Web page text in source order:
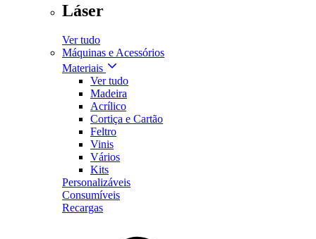
Láser
Ver tudo
Máquinas e Acessórios
Materiais
Ver tudo
Madeira
Acrílico
Cortiça e Cartão
Feltro
Vinis
Vários
Kits
Personalizáveis
Consumíveis
Recargas